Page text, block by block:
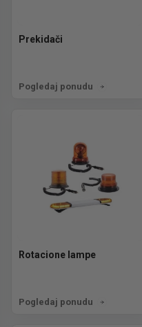
Prekidači
Pogledaj ponudu
Rotacione lampe
Pogledaj ponudu